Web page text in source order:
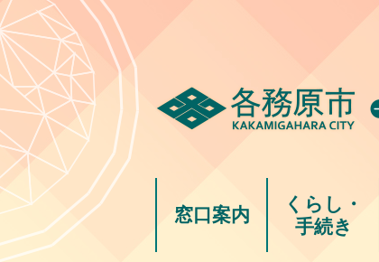
窓口案内
くらし・
手続き